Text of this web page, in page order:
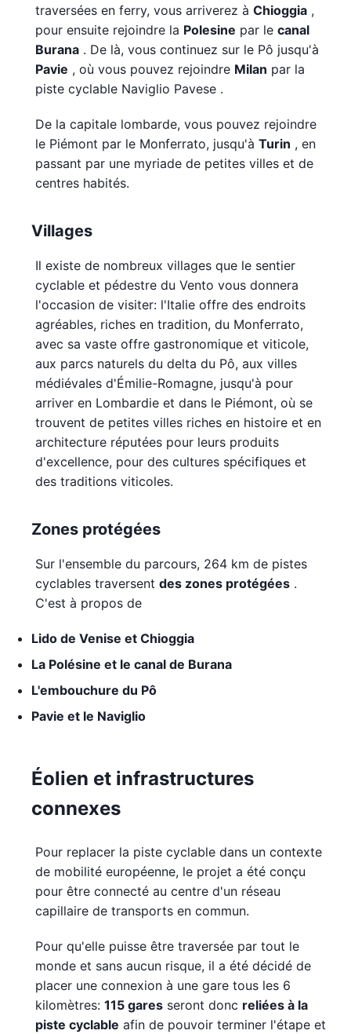
traversées en ferry, vous arriverez à Chioggia ,
pour ensuite rejoindre la Polesine par le canal
Burana . De là, vous continuez sur le Pô jusqu'à
Pavie , où vous pouvez rejoindre Milan par la
piste cyclable Naviglio Pavese .
De la capitale lombarde, vous pouvez rejoindre
le Piémont par le Monferrato, jusqu'à Turin , en
passant par une myriade de petites villes et de
centres habités.
Villages
Il existe de nombreux villages que le sentier
cyclable et pédestre du Vento vous donnera
l'occasion de visiter: l'Italie offre des endroits
agréables, riches en tradition, du Monferrato,
avec sa vaste offre gastronomique et viticole,
aux parcs naturels du delta du Pô, aux villes
médiévales d'Émilie-Romagne, jusqu'à pour
arriver en Lombardie et dans le Piémont, où se
trouvent de petites villes riches en histoire et en
architecture réputées pour leurs produits
d'excellence, pour des cultures spécifiques et
des traditions viticoles.
Zones protégées
Sur l'ensemble du parcours, 264 km de pistes
cyclables traversent des zones protégées .
C'est à propos de
Lido de Venise et Chioggia
La Polésine et le canal de Burana
L'embouchure du Pô
Pavie et le Naviglio
Éolien et infrastructures
connexes
Pour replacer la piste cyclable dans un contexte
de mobilité européenne, le projet a été conçu
pour être connecté au centre d'un réseau
capillaire de transports en commun.
Pour qu'elle puisse être traversée par tout le
monde et sans aucun risque, il a été décidé de
placer une connexion à une gare tous les 6
kilomètres: 115 gares seront donc reliées à la
piste cyclable afin de pouvoir terminer l'étape et